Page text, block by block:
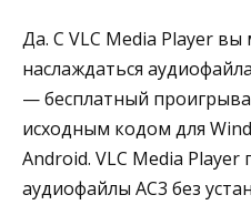
Да. С VLC Media Player
наслаждаться
— бесплатный
исходным кодом для
Android. VLC Media
аудиофайлы AC3 без